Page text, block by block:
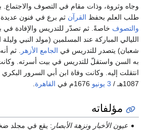
وجاه وثروة، وذات مقام في التصوف والاجتماع.
طلب العلم بحفظ القرآن ثم برع في فنون عديدة
والتصوف خاصةً. ثم تصدّر للتدريس والإفادة في
الليالي المباركة عند المسلمين (مولد النبي
شعبان) يتصدر للتدريس في الجامع الأزهر . ثم
به السن واستقلّ للتدريس في بيت أسرته.
انتقلت إليه. وكانت وفاة ابن أبي السرور
1087هـ /
3 يونيو القاهرة.
مؤلفاته
عيون الأخبار ونزهة الأبصار : يقع في مجلد